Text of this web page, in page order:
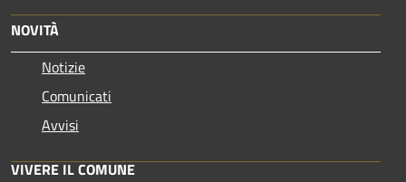
NOVITÀ
Notizie
Comunicati
Avvisi
VIVERE IL COMUNE